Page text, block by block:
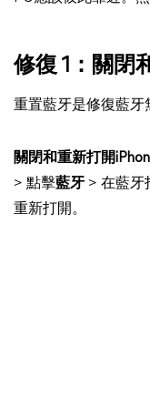
修復 1：關閉
重置藍牙是修復藍牙
關閉和重新打開
> 點擊藍牙 > 在藍牙
重新打開。